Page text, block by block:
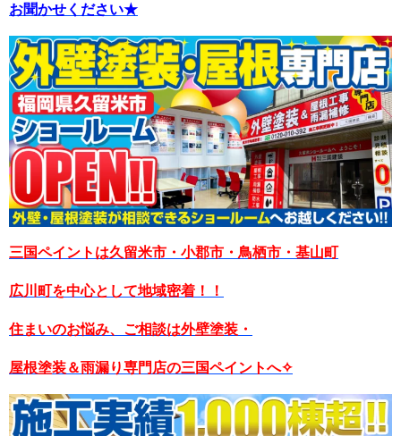
お聞かせください★
三国ペイントは久留米市・小郡市・鳥栖市・基山町
広川町を中心として地域密着！！
住まいのお悩み、ご相談は外壁塗装・
屋根塗装＆雨漏り専門店の三国ペイントへ✧